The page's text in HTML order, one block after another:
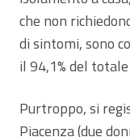
che non
di sintomi, sono
il 94,1% del
Purtroppo, si
Piacenza (due